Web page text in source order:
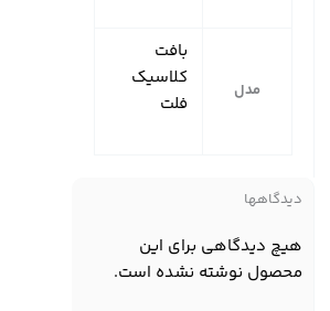
مدل
بافت
کلاسیک
فلت
دیدگاهها
هیچ دیدگاهی برای این
محصول نوشته نشده است.